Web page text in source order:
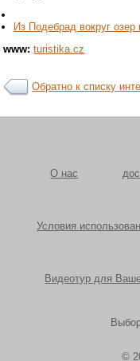
Из Подебрад вокруг
www: turistika.cz
Обратно к списку
О нас
Условия
Видеотур для
©